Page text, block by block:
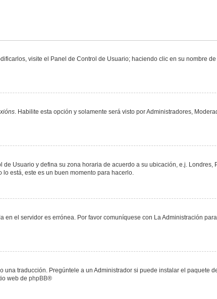
visite el Panel de Control de Usuario; haciendo clic en su nombre
. Habilite esta opción y solamente será visto por Administradores,
Usuario y defina su zona horaria de acuerdo a su ubicación, e.j. Londres,
está, este es un buen momento para hacerlo.
el servidor es errónea. Por favor comuníquese con La Administración para
traducción. Pregúntele a un Administrador si puede instalar el paquete
web de phpBB®